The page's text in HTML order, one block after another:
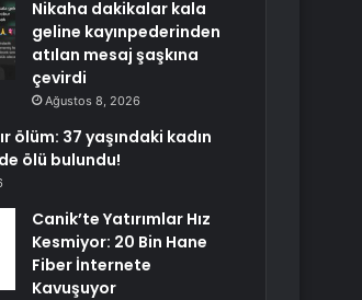
Nikaha dakikalar kala
geline kayınpederinden
atılan mesaj şaşkına
çevirdi
Ağustos 8, 2026
ölüm: 37 yaşındaki kadın
ölü bulundu!
Canik’te Yatırımlar Hız
Kesmiyor: 20 Bin Hane
Fiber İnternete
Kavuşuyor